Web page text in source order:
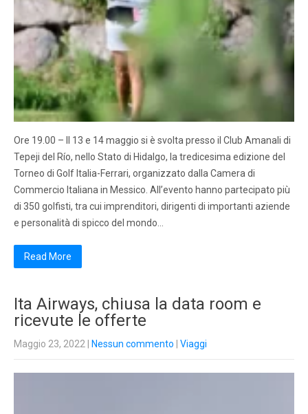
Ore 19.00 – Il 13 e 14 maggio si è svolta presso il Club Amanali di
Tepeji del Río, nello Stato di Hidalgo, la tredicesima edizione del
Torneo di Golf Italia-Ferrari, organizzato dalla Camera di
Commercio Italiana in Messico. All’evento hanno partecipato più
di 350 golfisti, tra cui imprenditori, dirigenti di importanti aziende
e personalità di spicco del mondo…
Read More
Ita Airways, chiusa la data room e
ricevute le offerte
Maggio 23, 2022 Nessun commento Viaggi